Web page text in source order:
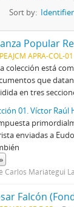
Sort by: Identifier
APRA-COL-01
colección está
que datan
en tres
01. Víctor Raúl
enviadas a
»
Carlos Mariátegui
Falcón